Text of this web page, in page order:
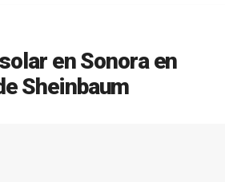
en Sonora en
Sheinbaum